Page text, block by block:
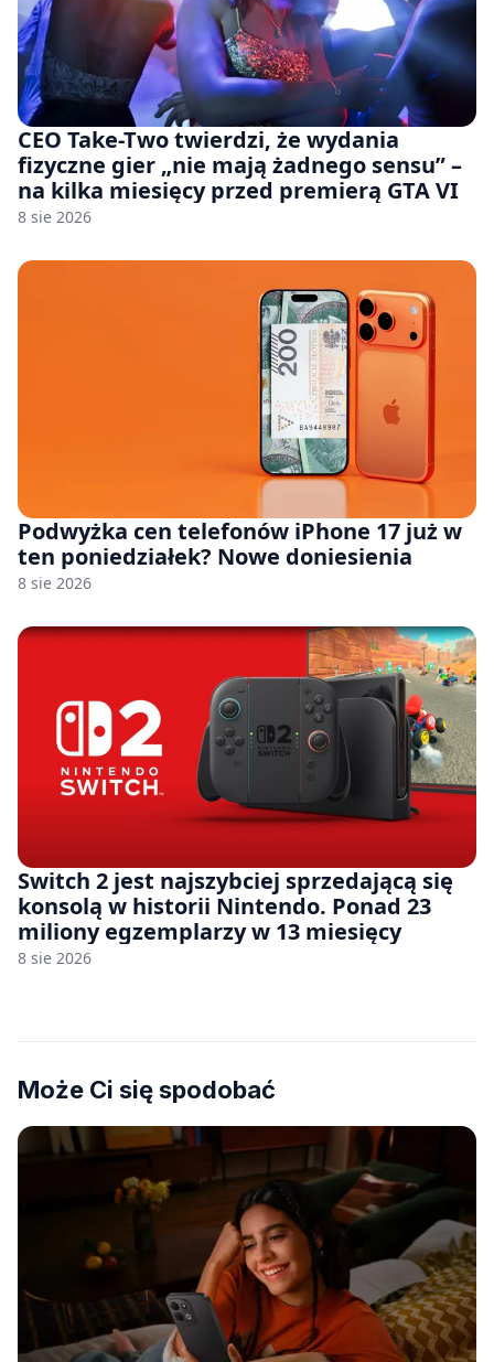
CEO Take-Two twierdzi, że wydania
fizyczne gier „nie mają żadnego sensu” –
na kilka miesięcy przed premierą GTA VI
8 sie 2026
Podwyżka cen telefonów iPhone 17 już w
ten poniedziałek? Nowe doniesienia
8 sie 2026
Switch 2 jest najszybciej sprzedającą się
konsolą w historii Nintendo. Ponad 23
miliony egzemplarzy w 13 miesięcy
8 sie 2026
Może Ci się spodobać